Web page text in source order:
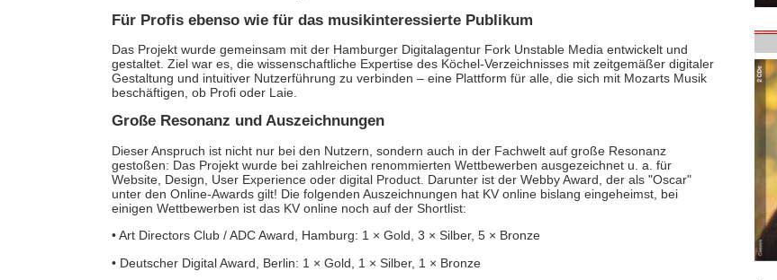
Für Profis ebenso wie für das musikinteressierte Publikum
Das Projekt wurde gemeinsam mit der Hamburger Digitalagentur Fork Unstable Media entwickelt und
gestaltet. Ziel war es, die wissenschaftliche Expertise des Köchel-Verzeichnisses mit zeitgemäßer digitaler
Gestaltung und intuitiver Nutzerführung zu verbinden – eine Plattform für alle, die sich mit Mozarts Musik
beschäftigen, ob Profi oder Laie.
Große Resonanz und Auszeichnungen
Dieser Anspruch ist nicht nur bei den Nutzern, sondern auch in der Fachwelt auf große Resonanz
gestoßen: Das Projekt wurde bei zahlreichen renommierten Wettbewerben ausgezeichnet u. a. für
Website, Design, User Experience oder digital Product. Darunter ist der Webby Award, der als "Oscar"
unter den Online-Awards gilt! Die folgenden Auszeichnungen hat KV online bislang eingeheimst, bei
einigen Wettbewerben ist das KV online noch auf der Shortlist:
• Art Directors Club / ADC Award, Hamburg: 1 × Gold, 3 × Silber, 5 × Bronze
• Deutscher Digital Award, Berlin: 1 × Gold, 1 × Silber, 1 × Bronze